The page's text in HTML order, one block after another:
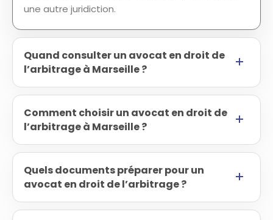
une autre juridiction.
Quand consulter un avocat en droit de
l’arbitrage à Marseille ?
Comment choisir un avocat en droit de
l’arbitrage à Marseille ?
Quels documents préparer pour un
avocat en droit de l’arbitrage ?